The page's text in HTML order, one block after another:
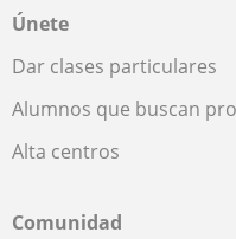
Únete
Dar clases particulares
Alumnos que buscan
Alta centros
Comunidad